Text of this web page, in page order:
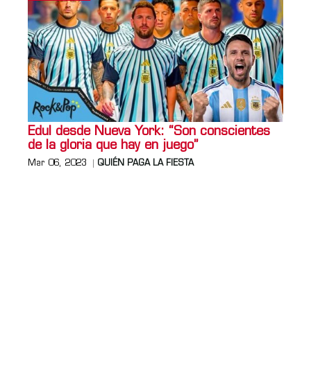
Edul desde Nueva York: “Son conscientes
de la gloria que hay en juego”
Mar 06, 2023 QUIÉN PAGA LA FIESTA